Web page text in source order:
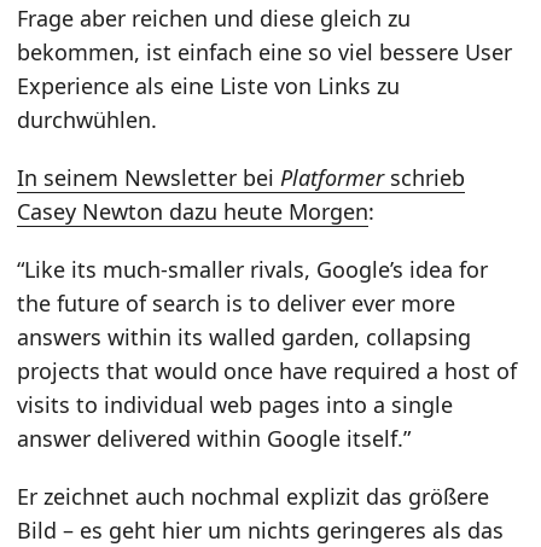
Frage aber reichen und diese gleich zu
bekommen, ist einfach eine so viel bessere User
Experience als eine Liste von Links zu
durchwühlen.
In seinem Newsletter bei Platformerschrieb
Casey Newton dazu heute Morgen:
“Like its much-smaller rivals, Google’s idea for
the future of search is to deliver ever more
answers within its walled garden, collapsing
projects that would once have required a host of
visits to individual web pages into a single
answer delivered within Google itself.”
Er zeichnet auch nochmal explizit das größere
Bild – es geht hier um nichts geringeres als das